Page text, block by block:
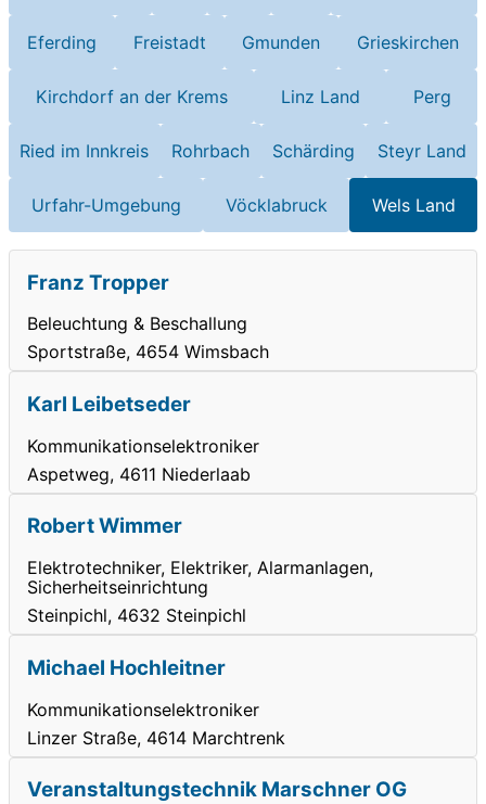
Eferding Freistadt Gmunden Grieskirchen
Kirchdorf an der Krems Linz Land Perg
Ried im Innkreis Rohrbach Schärding Steyr Land
Urfahr-Umgebung Vöcklabruck Wels Land
Franz Tropper
Beleuchtung & Beschallung
Sportstraße, 4654 Wimsbach
Karl Leibetseder
Kommunikationselektroniker
Aspetweg, 4611 Niederlaab
Robert Wimmer
Elektrotechniker, Elektriker, Alarmanlagen,
Sicherheitseinrichtung
Steinpichl, 4632 Steinpichl
Michael Hochleitner
Kommunikationselektroniker
Linzer Straße, 4614 Marchtrenk
Veranstaltungstechnik Marschner OG